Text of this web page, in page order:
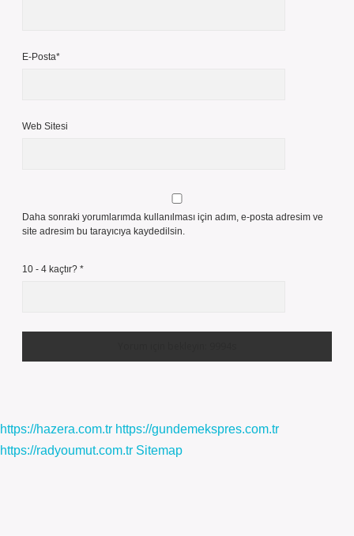
E-Posta*
Web Sitesi
Daha sonraki yorumlarımda kullanılması için adım, e-posta adresim ve
site adresim bu tarayıcıya kaydedilsin.
10 - 4 kaçtır? *
https://hazera.com.tr https://gundemekspres.com.tr
https://radyoumut.com.tr Sitemap